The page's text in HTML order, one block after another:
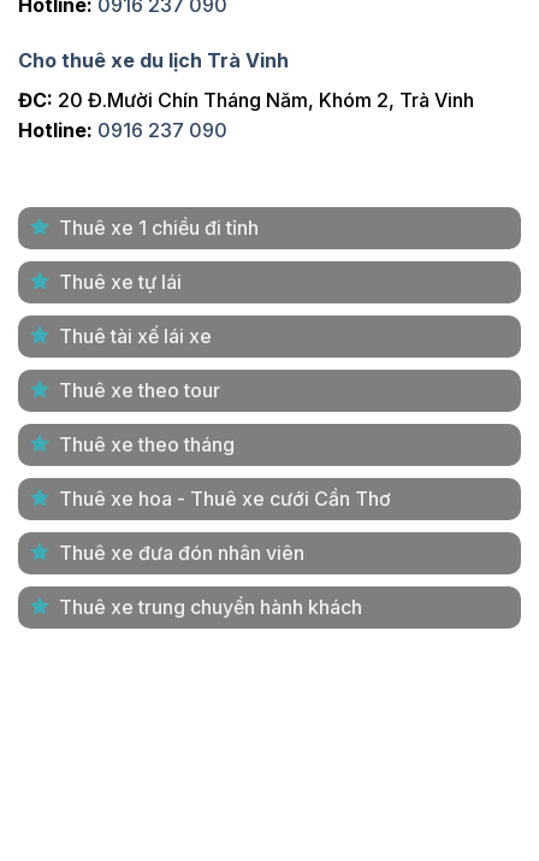
Cho thuê xe du lịch Trà Vinh
ĐC: 20 Đ.Mười Chín Tháng Năm, Khóm 2, Trà Vinh
Hotline: 0916 237 090
Thuê xe 1 chiều đi tỉnh
Thuê xe tự lái
Thuê tài xế lái xe
Thuê xe theo tour
Thuê xe theo tháng
Thuê xe hoa - Thuê xe cưới Cần Thơ
Thuê xe đưa đón nhân viên
Thuê xe trung chuyển hành khách